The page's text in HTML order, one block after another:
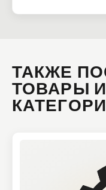
ТАКЖЕ
ТОВАРЫ